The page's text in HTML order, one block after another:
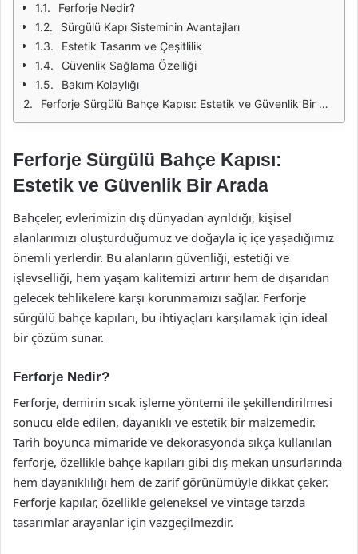
Ferforje Nedir?
Sürgülü Kapı Sisteminin Avantajları
Estetik Tasarım ve Çeşitlilik
Güvenlik Sağlama Özelliği
Bakım Kolaylığı
Ferforje Sürgülü Bahçe Kapısı: Estetik ve Güvenlik Bir Arada
Ferforje Sürgülü Bahçe Kapısı:
Estetik ve Güvenlik Bir Arada
Bahçeler, evlerimizin dış dünyadan ayrıldığı, kişisel
alanlarımızı oluşturduğumuz ve doğayla iç içe yaşadığımız
önemli yerlerdir. Bu alanların güvenliği, estetiği ve
işlevselliği, hem yaşam kalitemizi artırır hem de dışarıdan
gelecek tehlikelere karşı korunmamızı sağlar. Ferforje
sürgülü bahçe kapıları, bu ihtiyaçları karşılamak için ideal
bir çözüm sunar.
Ferforje Nedir?
Ferforje, demirin sıcak işleme yöntemi ile şekillendirilmesi
sonucu elde edilen, dayanıklı ve estetik bir malzemedir.
Tarih boyunca mimaride ve dekorasyonda sıkça kullanılan
ferforje, özellikle bahçe kapıları gibi dış mekan unsurlarında
hem dayanıklılığı hem de zarif görünümüyle dikkat çeker.
Ferforje kapılar, özellikle geleneksel ve vintage tarzda
tasarımlar arayanlar için vazgeçilmezdir.